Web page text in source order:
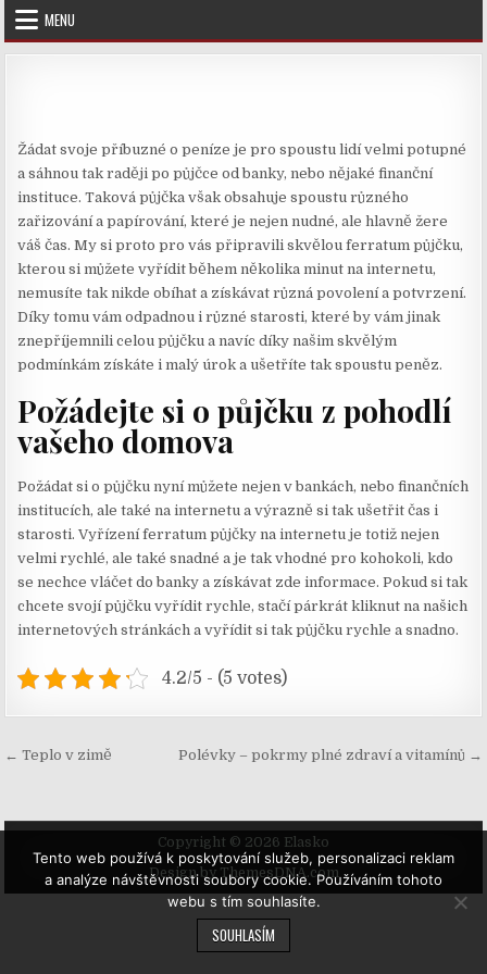
Skip
content
MENU
Žádat svoje příbuzné o peníze je pro spoustu lidí velmi potupné
a sáhnou tak raději po půjčce od banky, nebo nějaké finanční
instituce. Taková půjčka však obsahuje spoustu různého
zařizování a papírování, které je nejen nudné, ale hlavně žere
váš čas. My si proto pro vás připravili skvělouferratum půjčku,
kterou si můžete vyřídit během několika minut na internetu,
nemusíte tak nikde obíhat a získávat různá povolení a potvrzení.
Díky tomu vám odpadnou i různé starosti, které by vám jinak
znepříjemnili celou půjčku a navíc díky našim skvělým
podmínkám získáte i malý úrok a ušetříte tak spoustu peněz.
Požádejte si o půjčku z pohodlí
vašeho domova
Požádat si o půjčku nyní můžete nejen v bankách, nebo finančních
institucích, ale také na internetu a výrazně si tak ušetřit čas i
starosti. Vyřízení ferratum půjčky na internetu je totiž nejen
velmi rychlé, ale také snadné a je tak vhodné pro kohokoli, kdo
se nechce vláčet do banky a získávat zde informace. Pokud si tak
chcete svojí půjčku vyřídit rychle, stačí párkrát kliknut na našich
internetových stránkách a vyřídit si tak půjčku rychle a snadno.
4.2/5 - (5 votes)
Navigace
příspěvek
Polévky – pokrmy plné zdraví a vitamínů →
← Teplo v zimě
Copyright © 2026 Elasko
Design by ThemesDNA.com
Tento web používá k poskytování služeb, personalizaci reklam
a analýze návštěvnosti soubory cookie. Používáním tohoto
webu s tím souhlasíte.
SOUHLASÍM